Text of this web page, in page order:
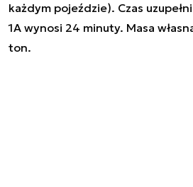
każdym pojeździe). Czas
1A wynosi 24 minuty. Masa
ton.